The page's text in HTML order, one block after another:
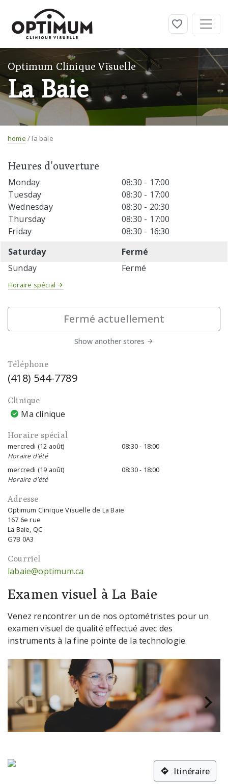
Optimum Clinique Visuelle
La Baie
home / la baie
Heures d'ouverture
Monday
08:30 - 17:00
Tuesday
08:30 - 17:00
Wednesday
08:30 - 20:30
Thursday
08:30 - 17:00
Friday
08:30 - 16:30
Saturday
Fermé
Sunday
Fermé
Horaire spécial
Examen visuel à La Baie
Venez rencontrer un de nos optométristes pour un
examen visuel de qualité effectué avec des
instruments à la fine pointe de la technologie.
Itinéraire
Fermé actuellement
Show another stores
Téléphone
(418) 544-7789
Clinique
Ma clinique
Horaire spécial
mercredi (12 août)
08:30 - 18:00
Horaire d'été
mercredi (19 août)
08:30 - 18:00
Horaire d'été
Adresse
Optimum Clinique Visuelle de La Baie
167 6e rue
La Baie, QC
G7B 0A3
Courriel
labaie@optimum.ca